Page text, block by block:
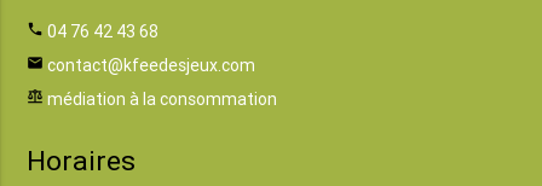
phone 04 76 42 43 68
email contact@kfeedesjeux.com
balance médiation à la consommation
Horaires